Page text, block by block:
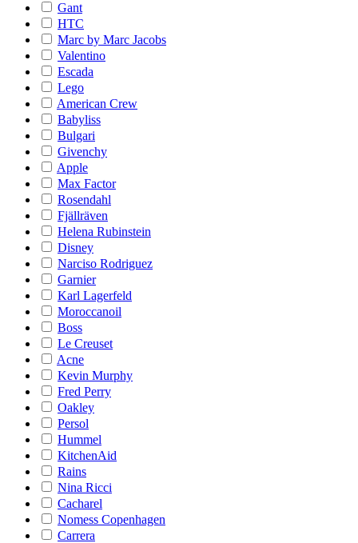
Gant
HTC
Marc by Marc Jacobs
Valentino
Escada
Lego
American Crew
Babyliss
Bulgari
Givenchy
Apple
Max Factor
Rosendahl
Fjällräven
Helena Rubinstein
Disney
Narciso Rodriguez
Garnier
Karl Lagerfeld
Moroccanoil
Boss
Le Creuset
Acne
Kevin Murphy
Fred Perry
Oakley
Persol
Hummel
KitchenAid
Rains
Nina Ricci
Cacharel
Nomess Copenhagen
Carrera